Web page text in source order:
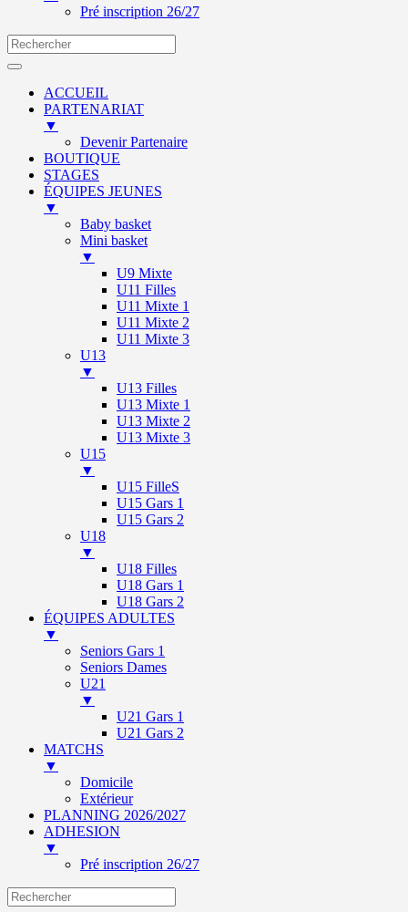
Pré inscription 26/27
ACCUEIL
PARTENARIAT
▼
Devenir Partenaire
BOUTIQUE
STAGES
ÉQUIPES JEUNES
▼
Baby basket
Mini basket
▼
U9 Mixte
U11 Filles
U11 Mixte 1
U11 Mixte 2
U11 Mixte 3
U13
▼
U13 Filles
U13 Mixte 1
U13 Mixte 2
U13 Mixte 3
U15
▼
U15 FilleS
U15 Gars 1
U15 Gars 2
U18
▼
U18 Filles
U18 Gars 1
U18 Gars 2
ÉQUIPES ADULTES
▼
Seniors Gars 1
Seniors Dames
U21
▼
U21 Gars 1
U21 Gars 2
MATCHS
▼
Domicile
Extérieur
PLANNING 2026/2027
ADHESION
▼
Pré inscription 26/27